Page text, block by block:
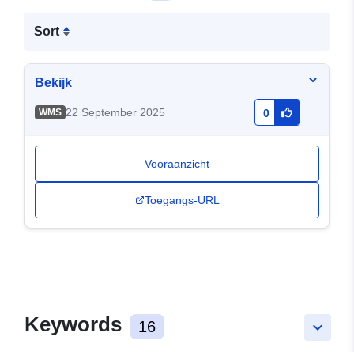
Sort
Bekijk
WMS 22 September 2025 0
Vooraanzicht
Toegangs-URL
keyboard_arrow_down
Keywords 16